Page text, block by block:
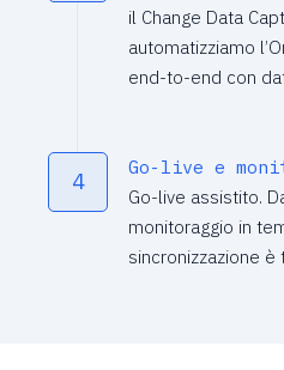
il Change Data
automatizziamo
end-to-end con
4
Go-live e
Go-live assistito.
monitoraggio in
sincronizzazione è